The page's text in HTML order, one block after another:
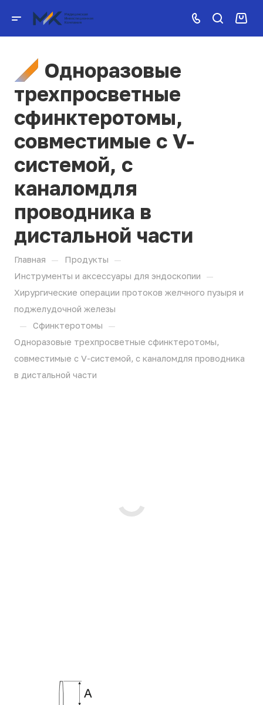
Одноразовые
трехпросветные
сфинктеротомы,
совместимые с V-
системой, с
каналомдля
проводника в
дистальной части
Главная — Продукты —
Инструменты и аксессуары для эндоскопии —
Хирургические операции протоков желчного пузыря и
поджелудочной железы
— Сфинктеротомы —
Одноразовые трехпросветные сфинктеротомы,
совместимые с V-системой, с каналомдля проводника
в дистальной части